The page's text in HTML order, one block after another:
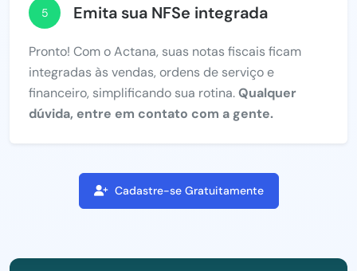
5 Emita sua NFSe integrada
Pronto! Com o Actana, suas notas fiscais ficam
integradas às vendas, ordens de serviço e
financeiro, simplificando sua rotina.Qualquer
dúvida, entre em contato com a gente.
Cadastre-se Gratuitamente